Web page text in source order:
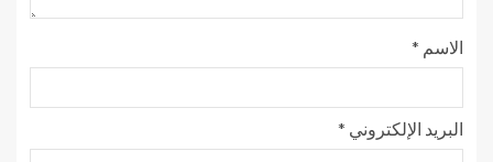
الاسم *
البريد الإلكتروني *